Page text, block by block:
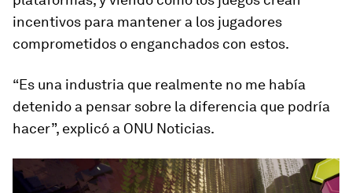
incentivos para mantener a los jugadores
comprometidos o enganchados con estos.
“Es una industria que realmente no me había
detenido a pensar sobre la diferencia que podría
hacer”, explicó a ONU Noticias.